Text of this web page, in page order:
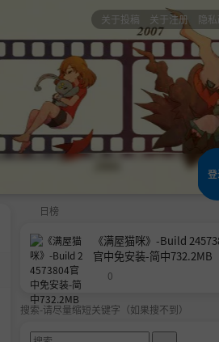
关于投稿 关于注册 隐
日榜
《满屋猫咪》-Build
官中免安装-简中732.2MB
0
搜索-请尽量缩短关键字（如果搜不到）